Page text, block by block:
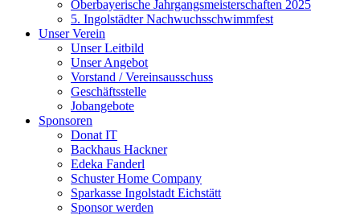
Oberbayerische Jahrgangsmeisterschaften 2025
5. Ingolstädter Nachwuchsschwimmfest
Unser Verein
Unser Leitbild
Unser Angebot
Vorstand / Vereinsausschuss
Geschäftsstelle
Jobangebote
Sponsoren
Donat IT
Backhaus Hackner
Edeka Fanderl
Schuster Home Company
Sparkasse Ingolstadt Eichstätt
Sponsor werden